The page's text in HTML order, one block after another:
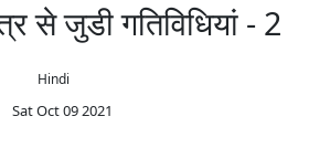
से जुडी गतिविधियां - 2
Hindi
Sat Oct 09 2021